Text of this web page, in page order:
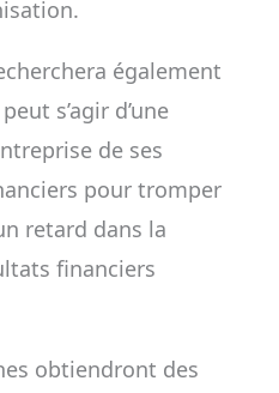
également
s’agir d’une
de ses
pour tromper
retard dans la
financiers
obtiendront des